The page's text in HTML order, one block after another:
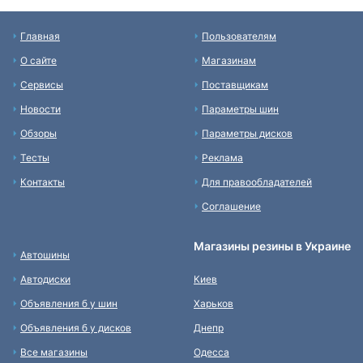
Главная
О сайте
Сервисы
Новости
Обзоры
Тесты
Контакты
Пользователям
Магазинам
Поставщикам
Параметры шин
Параметры дисков
Реклама
Для правообладателей
Соглашение
Автошины
Автодиски
Объявления б у шин
Объявления б у дисков
Все магазины
Магазины резины в Украине
Киев
Харьков
Днепр
Одесса